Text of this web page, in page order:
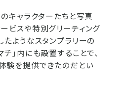
のキャラクターたちと写真
ビスや特別グリーティング
たようなスタンプラリーの
チ」内にも設置することで、
験を提供できたのだとい